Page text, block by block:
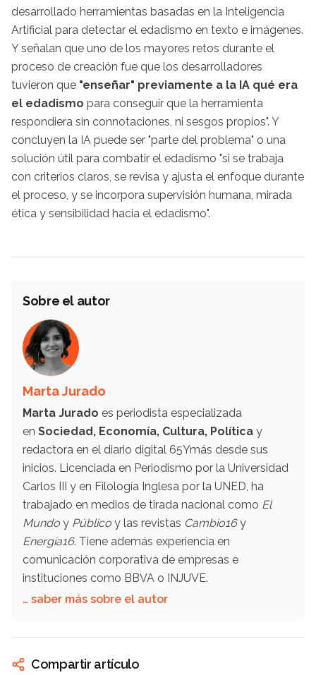
desarrollado herramientas basadas en la Inteligencia
Artificial para detectar el edadismo en texto e imágenes.
Y señalan que uno de los mayores retos durante el
proceso de creación fue que los desarrolladores
tuvieron que "enseñar" previamente a la IA qué era
el edadismo para conseguir que la herramienta
respondiera sin connotaciones, ni sesgos propios". Y
concluyen la IA puede ser "parte del problema" o una
solución útil para combatir el edadismo "si se trabaja
con criterios claros, se revisa y ajusta el enfoque durante
el proceso, y se incorpora supervisión humana, mirada
ética y sensibilidad hacia el edadismo".
Sobre el autor
Marta Jurado
Marta Jurado es periodista especializada
en Sociedad, Economía, Cultura, Política y
redactora en el diario digital 65Ymás desde sus
inicios. Licenciada en Periodismo por la Universidad
Carlos III y en Filología Inglesa por la UNED, ha
trabajado en medios de tirada nacional como El
Mundo y Público y las revistas Cambio16y
Energía16. Tiene además experiencia en
comunicación corporativa de empresas e
instituciones como BBVA o INJUVE.
… saber más sobre el autor
Compartir artículo